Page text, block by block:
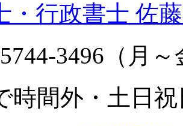
・行政書士 佐
3496（月
時間外・土日